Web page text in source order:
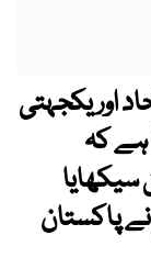
اور یکجہتی
ہے کہ
پاکستان